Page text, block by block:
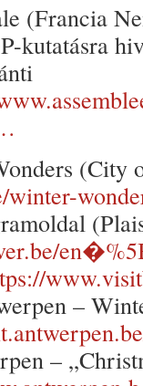
(Francia
kutatásra
(City
winter-
–
–